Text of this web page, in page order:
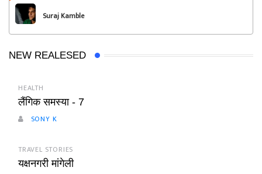
Suraj Kamble
NEW REALESED
HEALTH
लैंगिक समस्या - 7
SONY K
TRAVEL STORIES
यक्षनगरी मांगेली